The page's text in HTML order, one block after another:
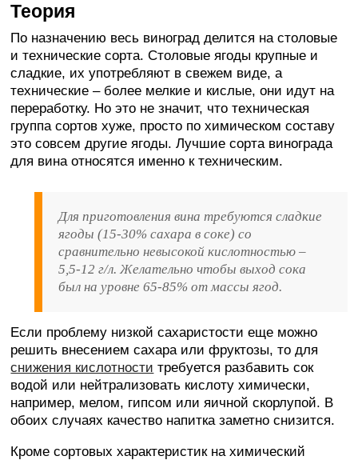
Теория
По назначению весь виноград делится на столовые
и технические сорта. Столовые ягоды крупные и
сладкие, их употребляют в свежем виде, а
технические – более мелкие и кислые, они идут на
переработку. Но это не значит, что техническая
группа сортов хуже, просто по химическом составу
это совсем другие ягоды. Лучшие сорта винограда
для вина относятся именно к техническим.
Для приготовления вина требуются сладкие
ягоды (15-30% сахара в соке) со
сравнительно невысокой кислотностью –
5,5-12 г/л. Желательно чтобы выход сока
был на уровне 65-85% от массы ягод.
Если проблему низкой сахаристости еще можно
решить внесением сахара или фруктозы, то для
снижения кислотности требуется разбавить сок
водой или нейтрализовать кислоту химически,
например, мелом, гипсом или яичной скорлупой. В
обоих случаях качество напитка заметно снизится.
Кроме сортовых характеристик на химический